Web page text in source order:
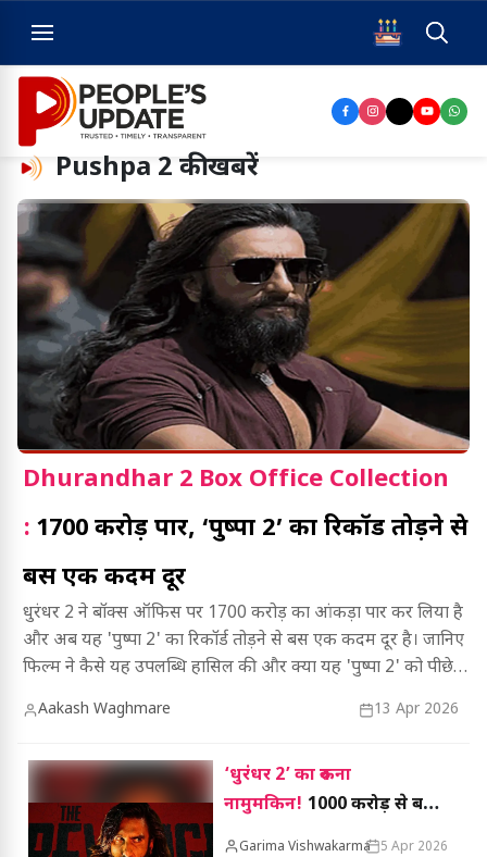
Pushpa 2 की खबरें
Dhurandhar 2 Box Office Collection
: 1700 करोड़ पार, ‘पुष्पा 2’ का रिकॉर्ड तोड़ने से
बस एक कदम दूर
धुरंधर 2 ने बॉक्स ऑफिस पर 1700 करोड़ का आंकड़ा पार कर लिया है
और अब यह 'पुष्पा 2' का रिकॉर्ड तोड़ने से बस एक कदम दूर है। जानिए
फिल्म ने कैसे यह उपलब्धि हासिल की और क्या यह 'पुष्पा 2' को पीछे
Aakash Waghmare 13 Apr 2026
‘धुरंधर 2’ का रुकना
नामुमकिन! 1000 करोड़ से बस
कुछ कदम दूर, टूटेंगे और रिकॉर्ड?
Garima Vishwakarma 5 Apr 2026